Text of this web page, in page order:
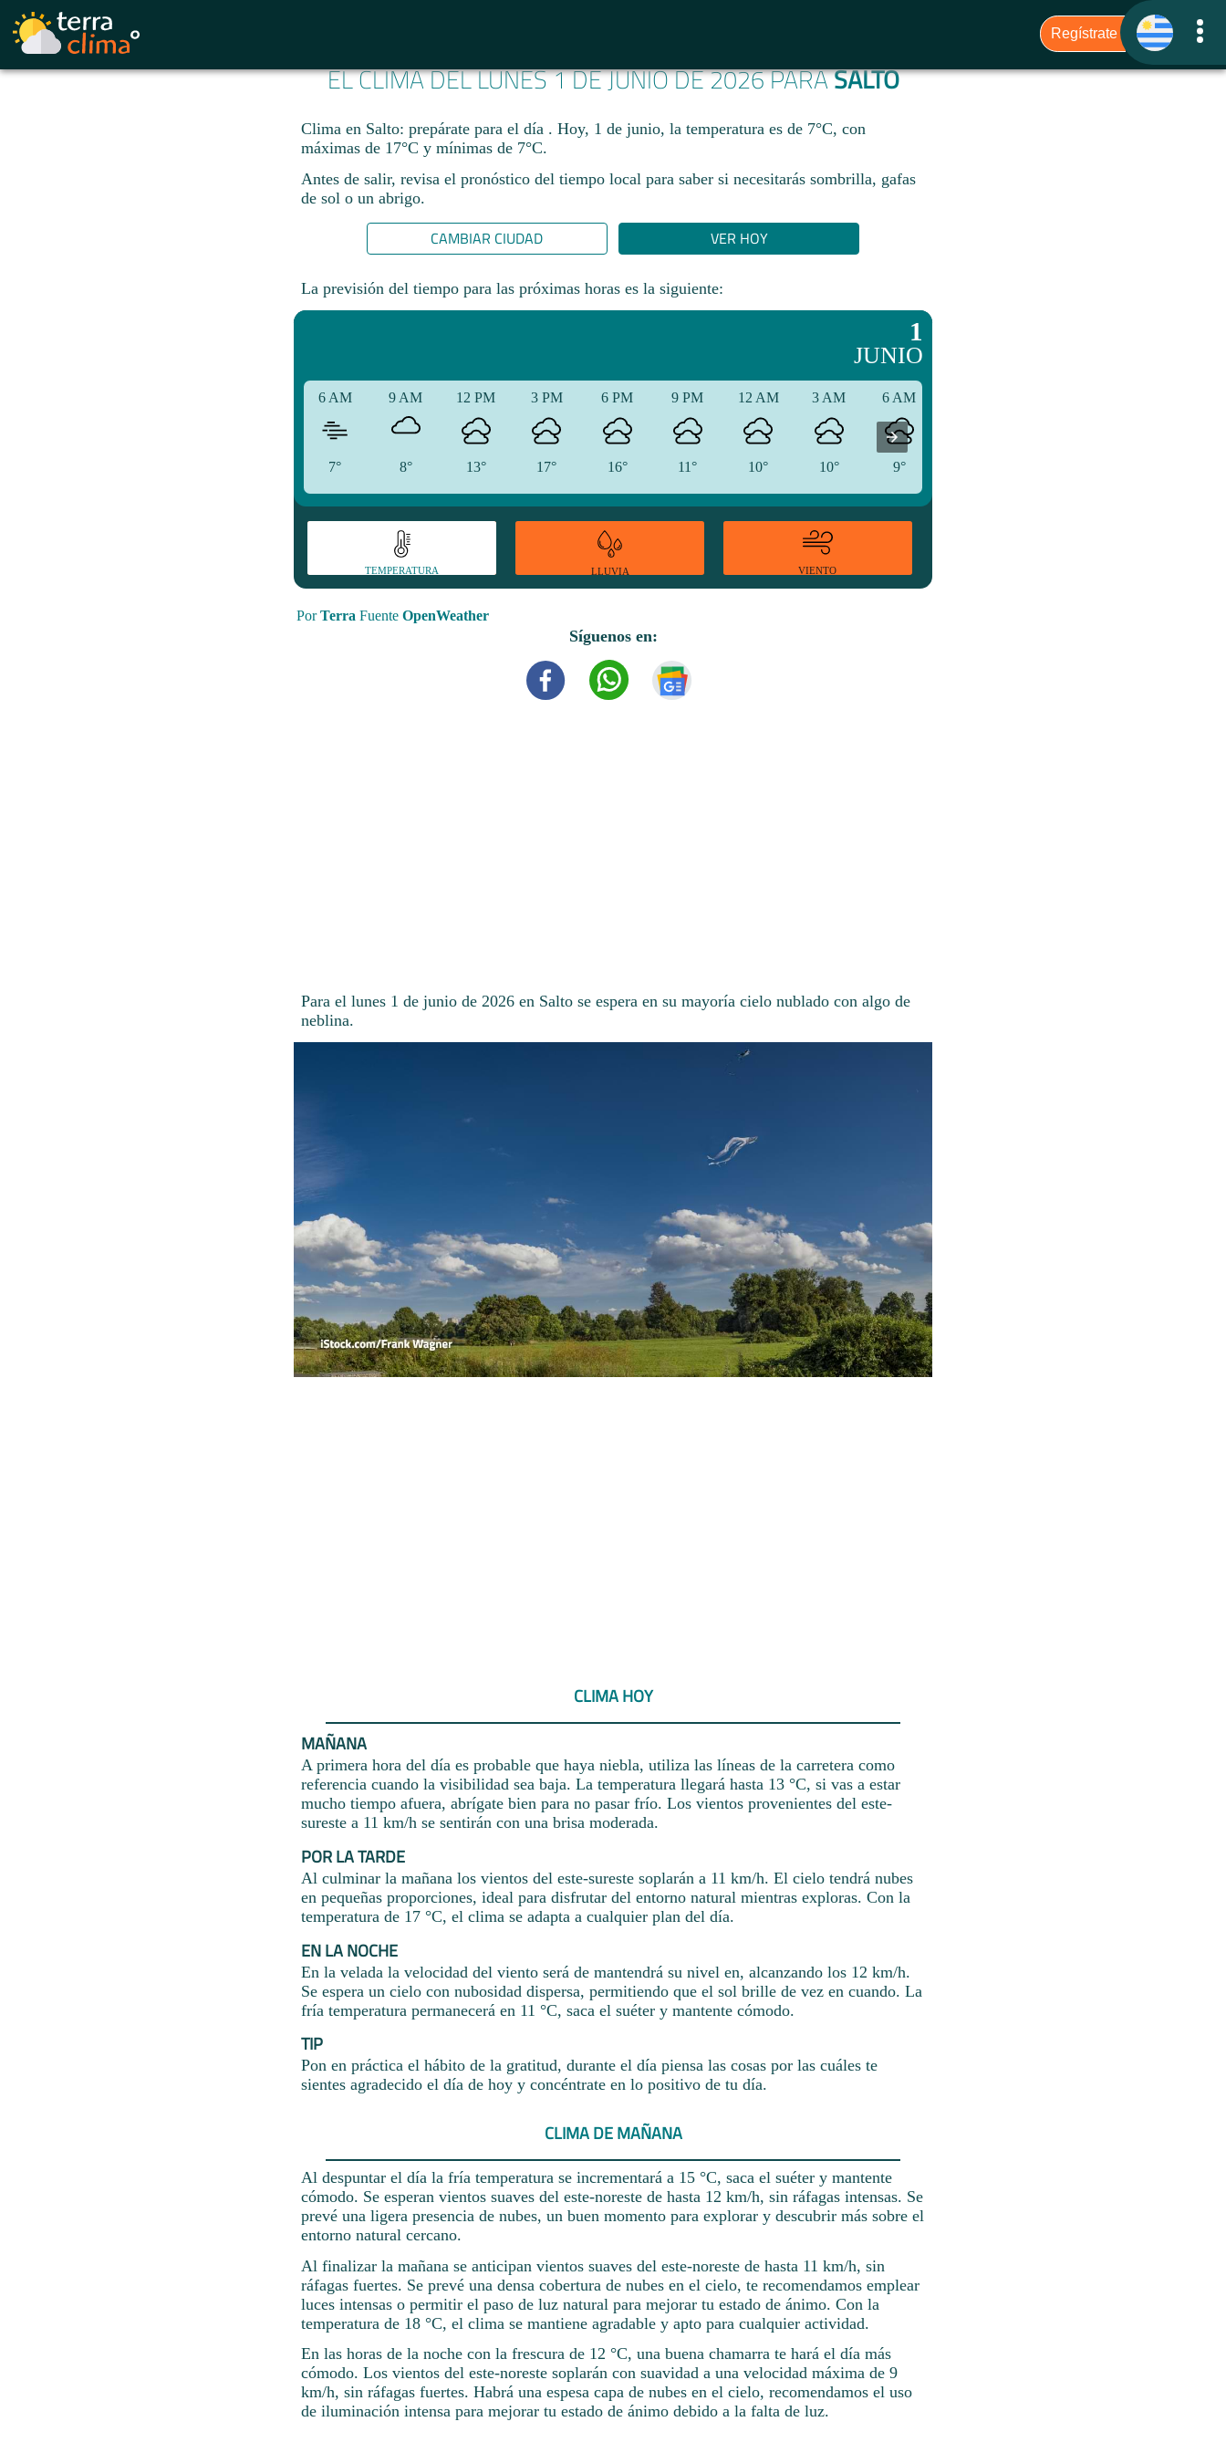
EL CLIMA DEL LUNES 1 DE JUNIO DE 2026 PARASALTO
Clima en Salto: prepárate para el día . Hoy, 1 de junio, la temperatura es de 7°C, con
máximas de 17°C y mínimas de 7°C.
Antes de salir, revisa el pronóstico del tiempo local para saber si necesitarás sombrilla, gafas
de sol o un abrigo.
CAMBIAR CIUDAD VER HOY
La previsión del tiempo para las próximas horas es la siguiente:
1
JUNIO
6 AM
7°
9 AM
8°
12 PM
13°
3 PM
17°
6 PM
16°
9 PM
11°
12 AM
10°
3 AM
10°
6 AM
9°
TEMPERATURA LLUVIA VIENTO
PorTerra Fuente OpenWeather
Síguenos en:
Para el lunes 1 de junio de 2026 en Salto se espera en su mayoría cielo nublado con algo de
neblina.
CLIMA HOY
MAÑANA
A primera hora del día es probable que haya niebla, utiliza las líneas de la carretera como
referencia cuando la visibilidad sea baja. La temperatura llegará hasta 13 °C, si vas a estar
mucho tiempo afuera, abrígate bien para no pasar frío. Los vientos provenientes del este-
sureste a 11 km/h se sentirán con una brisa moderada.
POR LA TARDE
Al culminar la mañana los vientos del este-sureste soplarán a 11 km/h. El cielo tendrá nubes
en pequeñas proporciones, ideal para disfrutar del entorno natural mientras exploras. Con la
temperatura de 17 °C, el clima se adapta a cualquier plan del día.
EN LA NOCHE
En la velada la velocidad del viento será de mantendrá su nivel en, alcanzando los 12 km/h.
Se espera un cielo con nubosidad dispersa, permitiendo que el sol brille de vez en cuando. La
fría temperatura permanecerá en 11 °C, saca el suéter y mantente cómodo.
TIP
Pon en práctica el hábito de la gratitud, durante el día piensa las cosas por las cuáles te
sientes agradecido el día de hoy y concéntrate en lo positivo de tu día.
CLIMA DE MAÑANA
Al despuntar el día la fría temperatura se incrementará a 15 °C, saca el suéter y mantente
cómodo. Se esperan vientos suaves del este-noreste de hasta 12 km/h, sin ráfagas intensas. Se
prevé una ligera presencia de nubes, un buen momento para explorar y descubrir más sobre el
entorno natural cercano.
Al finalizar la mañana se anticipan vientos suaves del este-noreste de hasta 11 km/h, sin
ráfagas fuertes. Se prevé una densa cobertura de nubes en el cielo, te recomendamos emplear
luces intensas o permitir el paso de luz natural para mejorar tu estado de ánimo. Con la
temperatura de 18 °C, el clima se mantiene agradable y apto para cualquier actividad.
En las horas de la noche con la frescura de 12 °C, una buena chamarra te hará el día más
cómodo. Los vientos del este-noreste soplarán con suavidad a una velocidad máxima de 9
km/h, sin ráfagas fuertes. Habrá una espesa capa de nubes en el cielo, recomendamos el uso
de iluminación intensa para mejorar tu estado de ánimo debido a la falta de luz.